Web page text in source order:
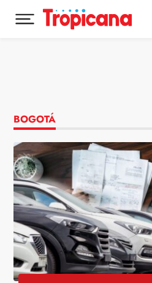
Desplegar menú principal
BOGOTÁ